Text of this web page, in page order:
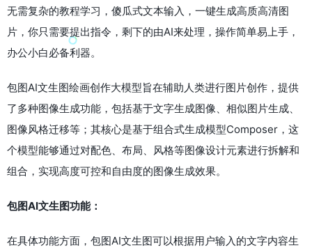
无需复杂的教程学习，傻瓜式文本输入，一键生成高质高清图
片，你只需要提出指令，剩下的由AI来处理，操作简单易上手，
办公小白必备利器。
包图AI文生图绘画创作大模型旨在辅助人类进行图片创作，提供
了多种图像生成功能，包括基于文字生成图像、相似图片生成、
图像风格迁移等；其核心是基于组合式生成模型Composer，这
个模型能够通过对配色、布局、风格等图像设计元素进行拆解和
组合，实现高度可控和自由度的图像生成效果。
包图AI文生图功能：
在具体功能方面，包图AI文生图可以根据用户输入的文字内容生